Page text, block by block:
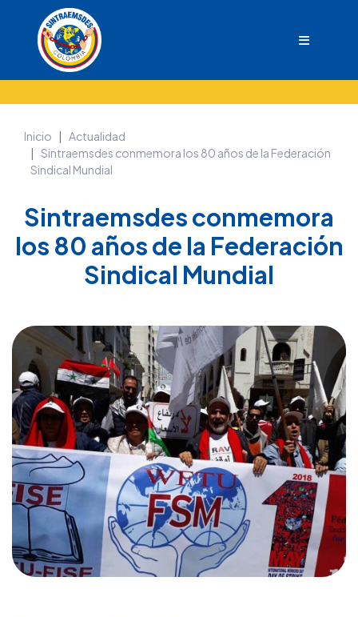
Inicio
Actualidad
Sintraemsdes conmemora los 80 años de la Federación
Sindical Mundial
Sintraemsdes conmemora
los 80 años de la Federación
Sindical Mundial